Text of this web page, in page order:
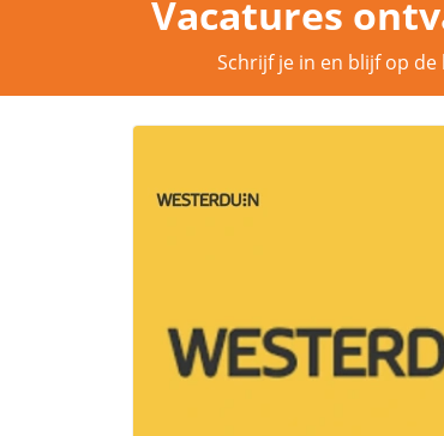
Vacatures
Schrijf je in en blijf op de